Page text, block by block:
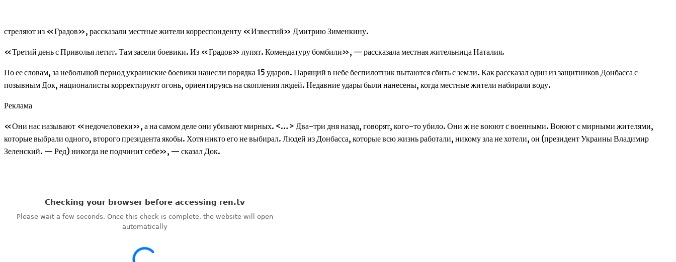
стреляют из «Градов», рассказали местные жители корреспонденту «Известий» Дмитрию Зименкину.
«Третий день с Приволья летит. Там засели боевики. Из «Градов» лупят. Комендатуру бомбили», — рассказала местная жительница Наталия.
По ее словам, за небольшой период украинские боевики нанесли порядка 15 ударов. Парящий в небе беспилотник пытаются сбить с земли. Как рассказал один из защитников Донбасса с
позывным Док, националисты корректируют огонь, ориентируясь на скопления людей. Недавние удары были нанесены, когда местные жители набирали воду.
Реклама
«Они нас называют «недочеловеки», а на самом деле они убивают мирных. <…> Два-три дня назад, говорят, кого-то убило. Они ж не воюют с военными. Воюют с мирными жителями,
которые выбрали одного, второго президента якобы. Хотя никто его не выбирал. Людей из Донбасса, которые всю жизнь работали, никому зла не хотели, он (президент Украины Владимир
Зеленский. — Ред) никогда не подчинит себе», — сказал Док.